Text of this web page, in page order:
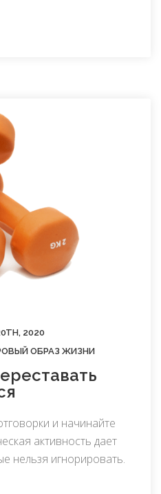
2020
ОБРАЗ ЖИЗНИ
и начинайте
активность дает
нельзя игнорировать.